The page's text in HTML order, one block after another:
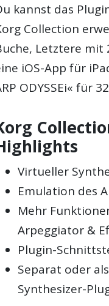
kannst das
Collection
Letztere mit
iOS-App für
ODYSSEi« für
Virtueller
Emulation des
Mehr
Arpeggiator &
Plugin-
Separat oder
Synthesizer-